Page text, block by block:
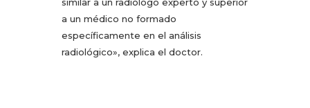
similar a un radiólogo experto y superior
a un médico no formado
específicamente en el análisis
radiológico», explica el doctor.